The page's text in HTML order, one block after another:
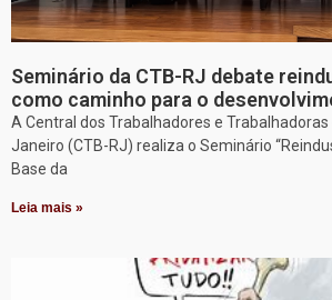
Seminário da CTB-RJ debate
como caminho para o
A Central dos Trabalhadores e Trabalhadoras
Janeiro (CTB-RJ) realiza o Seminário
Base da
Leia mais »